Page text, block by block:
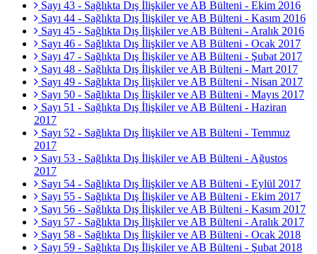
Sayı 43 - Sağlıkta Dış İlişkiler ve AB Bülteni - Ekim 2016
Sayı 44 - Sağlıkta Dış İlişkiler ve AB Bülteni - Kasım 2016
Sayı 45 - Sağlıkta Dış İlişkiler ve AB Bülteni - Aralık 2016
Sayı 46 - Sağlıkta Dış İlişkiler ve AB Bülteni - Ocak 2017
Sayı 47 - Sağlıkta Dış İlişkiler ve AB Bülteni - Şubat 2017
Sayı 48 - Sağlıkta Dış İlişkiler ve AB Bülteni - Mart 2017
Sayı 49 - Sağlıkta Dış İlişkiler ve AB Bülteni - Nisan 2017
Sayı 50 - Sağlıkta Dış İlişkiler ve AB Bülteni - Mayıs 2017
Sayı 51 - Sağlıkta Dış İlişkiler ve AB Bülteni - Haziran
2017
Sayı 52 - Sağlıkta Dış İlişkiler ve AB Bülteni - Temmuz
2017
Sayı 53 - Sağlıkta Dış İlişkiler ve AB Bülteni - Ağustos
2017
Sayı 54 - Sağlıkta Dış İlişkiler ve AB Bülteni - Eylül 2017
Sayı 55 - Sağlıkta Dış İlişkiler ve AB Bülteni - Ekim 2017
Sayı 56 - Sağlıkta Dış İlişkiler ve AB Bülteni - Kasım 2017
Sayı 57 - Sağlıkta Dış İlişkiler ve AB Bülteni - Aralık 2017
Sayı 58 - Sağlıkta Dış İlişkiler ve AB Bülteni - Ocak 2018
Sayı 59 - Sağlıkta Dış İlişkiler ve AB Bülteni - Şubat 2018